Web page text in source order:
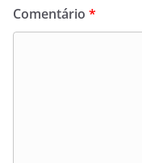
Comentário *